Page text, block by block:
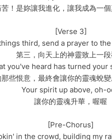
！是妳讓我進化，讓我成為一
[Verse 3]
third, send a prayer to
第三，向天上的神靈致上一
you've heard has turned your
些恨意，最終會讓你的靈魂蛻
Your spirit up above, oh-
讓你的靈魂升華，喔喔
[Pre-Chorus]
in the crowd, building my